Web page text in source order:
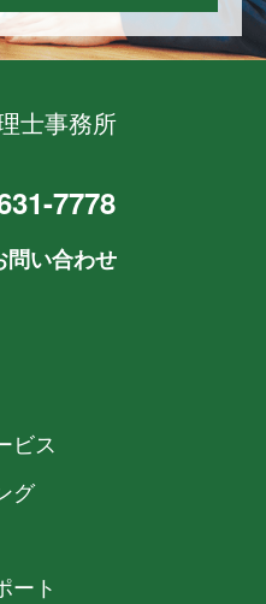
士事務所
7778
問い合わせ
ビス
グ
ート